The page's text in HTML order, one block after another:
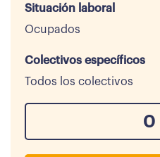
Situación laboral
Ocupados
Colectivos específicos
Todos los colectivos
0